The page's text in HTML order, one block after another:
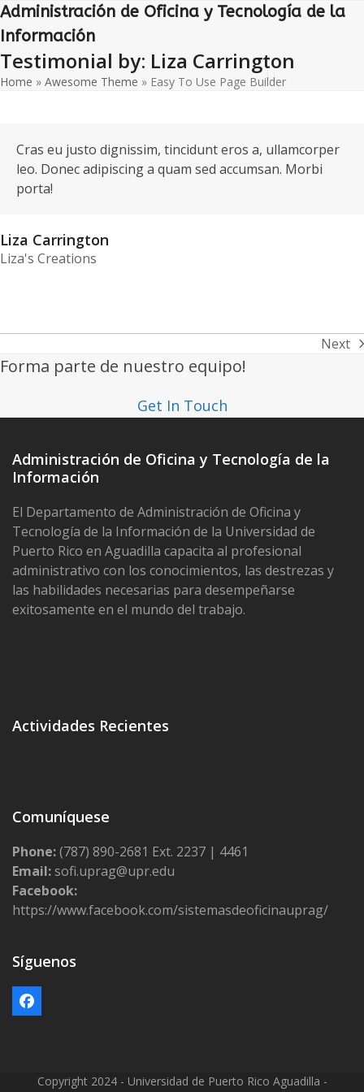
Skip
to
Administración de Oficina y Tecnología de la
Información
Open
mobile
menu
Close
mobile
menu
Testimonial by: Liza Carrington
Home » Awesome Theme » Easy To Use Page Builder
Cras eu justo dignissim, tincidunt eros a, ullamcorper
leo. Donec adipiscing a quam sed accumsan. Morbi
porta!
Liza Carrington
Liza's Creations
next
Next
Forma parte de nuestro equipo!
Get In Touch
Administración de Oficina y Tecnología de la
Información
El Departamento de Administración de Oficina y
Tecnología de la Información de la Universidad de
Puerto Rico en Aguadilla capacita al profesional
administrativo con los conocimientos, las destrezas y
las habilidades necesarias para desempeñarse
exitosamente en el mundo del trabajo.
Actividades Recientes
Comuníquese
Phone:(787) 890-2681 Ext. 2237 | 4461
Email:sofi.uprag@upr.edu
Facebook:
https://www.facebook.com/sistemasdeoficinauprag/
Síguenos
Facebook
Copyright 2024 - Universidad de Puerto Rico Aguadilla -